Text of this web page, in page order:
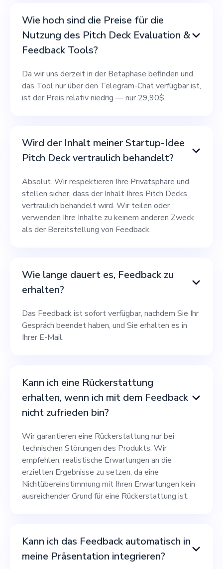
Wie hoch sind die Preise für die
Nutzung des Pitch Deck Evaluation &
Feedback Tools?
Da wir uns derzeit in der Betaphase befinden und
das Tool nur über den Telegram-Chat verfügbar ist,
ist der Preis relativ niedrig — nur 29,90$.
Wird der Inhalt meiner Startup-Idee
Pitch Deck vertraulich behandelt?
Absolut. Wir respektieren Ihre Privatsphäre und
stellen sicher, dass der Inhalt Ihres Pitch Decks
vertraulich behandelt wird. Wir teilen oder
verwenden Ihre Inhalte zu keinem anderen Zweck
als der Bereitstellung von Feedback.
Wie lange dauert es, Feedback zu
erhalten?
Das Feedback ist sofort verfügbar, nachdem Sie Ihr
Gespräch beendet haben, und Sie erhalten es in
Ihrer E-Mail.
Kann ich eine Rückerstattung
erhalten, wenn ich mit dem Feedback
nicht zufrieden bin?
Wir garantieren eine Rückerstattung nur bei
technischen Störungen des Produkts. Wir
empfehlen, realistische Erwartungen an die
erzielten Ergebnisse zu setzen, da eine
Nichtübereinstimmung mit Ihren Erwartungen kein
ausreichender Grund für eine Rückerstattung ist.
Kann ich das Feedback automatisch in
meine Präsentation integrieren?